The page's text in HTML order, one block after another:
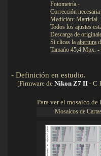
Fotometría.-
Corrección
Medición: Matricial.
Todos los ajustes
Descarga de
Si clicas la abertura
Tamańo 45,4 Mpx.
- Definición en estudio.
[Firmware de Nikon Z7 II - C
Para ver el mosaico de
Mosaicos de